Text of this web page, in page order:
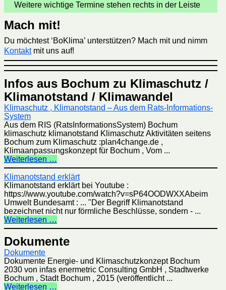
Weitere wichtige Termine stehen rechts in der Leiste
Mach mit!
Du möchtest ‘BoKlima’ unterstützen? Mach mit und nimm
Kontaktmit uns auf!
Infos aus Bochum zu Klimaschutz /
Klimanotstand / Klimawandel
Klimaschutz , Klimanotstand – Aus dem Rats-Informations-
System
Aus dem RIS (RatsInformationsSystem) Bochum
klimaschutz klimanotstand Klimaschutz Aktivitäten seitens
Bochum zum Klimaschutz :plan4change.de ,
Klimaanpassungskonzept für Bochum , Vom ...
Weiterlesen …
Klimanotstand erklärt
Klimanotstand erklärt bei Youtube :
https://www.youtube.com/watch?v=sP64OODWXXAbeim
Umwelt Bundesamt : ... "Der Begriff Klimanotstand
bezeichnet nicht nur förmliche Beschlüsse, sondern - ...
Weiterlesen …
Dokumente
Dokumente
Dokumente Energie- und Klimaschutzkonzept Bochum
2030 von infas enermetric Consulting GmbH , Stadtwerke
Bochum , Stadt Bochum , 2015 (veröffentlicht ...
Weiterlesen …